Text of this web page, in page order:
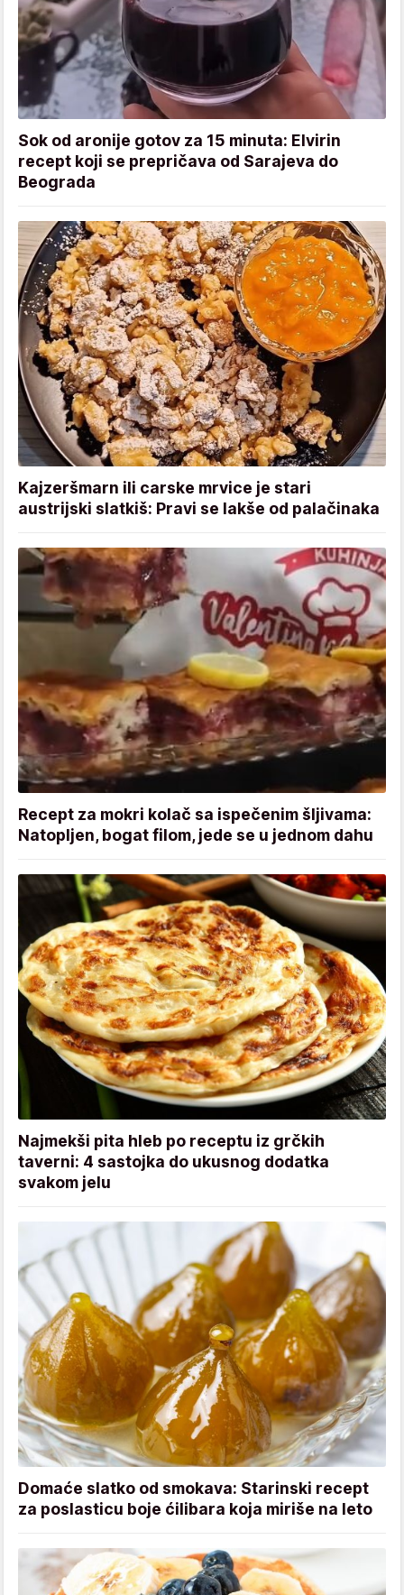
Sok od aronije gotov za 15 minuta: Elvirin
recept koji se prepričava od Sarajeva do
Beograda
Kajzeršmarn ili carske mrvice je stari
austrijski slatkiš: Pravi se lakše od palačinaka
Recept za mokri kolač sa ispečenim šljivama:
Natopljen, bogat filom, jede se u jednom dahu
Najmekši pita hleb po receptu iz grčkih
taverni: 4 sastojka do ukusnog dodatka
svakom jelu
Domaće slatko od smokava: Starinski recept
za poslasticu boje ćilibara koja miriše na leto